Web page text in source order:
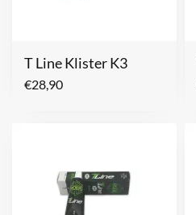
T Line Klister K3
€28,90